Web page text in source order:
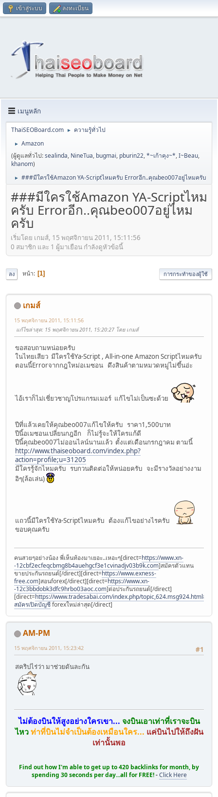
เข้าสู่ระบบ ลงทะเบียน
เมนูหลัก
ThaiSEOBoard.com ► ความรู้ทั่วไป
►
Amazon
(ผู้ดูแลทั่วไป:sealinda, NineTua, bugmai, pburin22,*~เก้าคุง~*,I~Beau,
khanom)
► ###มีใครใช้Amazon YA-Scriptไหมครับ Errorอีก..คุณbeo007อยู่ไหมครับ
###มีใครใช้Amazon YA-Scriptไหม
ครับ Errorอีก..คุณbeo007อยู่ไหม
ครับ
เริ่มโดย เกมส์, 15 พฤศจิกายน 2011, 15:11:56
0 สมาชิก และ 1 ผู้มาเยือน กำลังดูหัวข้อนี้
ลง หน้า 1 การกระทำของผู้ใช้
เกมส์
15 พฤศจิกายน 2011, 15:11:56
แก้ไขล่าสุด: 15 พฤศจิกายน 2011, 15:20:27 โดย เกมส์
ขอสอบถามหน่อยครับ
ในไทยเสียว มีใครใช้Ya-Script , All-in-one Amazon Scriptไหมครับ
ตอนนี้Errorจากกฎใหม่อเมซอน ดึงสินค้าตามหมวดหมู่ไม่ขึ้นอ่ะ
ไอ้เราก็ไม่เชี่ยวชาญโปรแกรมเมอร์ แก้ไขไม่เป็นซะด้วย
ปีที่แล้วเคยให้คุณbeo007แก้ไขให้ครับ ราคา1,500บาท
ปีนี้อเมซอนเปลี่ยนกฎอีก ก็ไม่รู้จะให้ใครแก้ดี
ปีนี้คุณbeo007ไม่ออนไลน์นานแล้ว ตั้งแต่เดือนกรกฎาคม ตามนี้
http://www.thaiseoboard.com/index.php?
action=profile;u=31205
มีใครรู้จักไหมครับ รบกวนติดต่อให้หน่อยครับ จะมีรางวัลอย่างงาม
อิๆ(ล้อเล่น)
แถวนี้มีใครใช้Ya-Scriptไหมครับ ต้องแก้ไขอย่างไรครับ
ขอบคุณครับ
คนสวยๆอย่างน้อง พี่เห็นท้องมาเยอะ..เหอะๆ[direct=https://www.xn-
-12cbf2ecfeqcbmg8b4auehgcf3e1cvinadjv03b9k.com]สมัครตัวแทน
ขายประกันรถยนต์[/direct][direct=https://www.exness-
free.com]สอนforex[/direct][direct=https://www.xn-
-12c3bbdobk3dfc9hrbo03aoc.com]ต่อประกันรถยนต์[/direct]
[direct=https://www.tradesabai.com/index.php/
สมัครเปิดบัญชีforexใหม่ล่าสุด[/direct]
AM-PM
#1
15 พฤศจิกายน 2011, 15:23:42
สคริปไร่ว่า มาช่วยดันละกัน
ไม่ต้องบินให้สูงอย่างใครเขา... จงบินเอาเท่าที่เราจะบิน
ไหว ท่าที่บินไม่จำเป็นต้องเหมือนใคร... แค่บินไปให้ถึงฝัน
เท่านั้นพอ
Find out how I'm able to get up to 420 backlinks for month, by
spending 30 seconds per day...all for FREE!-Click Here